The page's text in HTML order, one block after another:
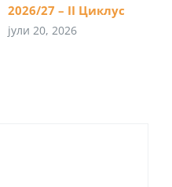
2026/27 – II Циклус
јули 20, 2026